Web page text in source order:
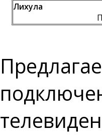
Лихула